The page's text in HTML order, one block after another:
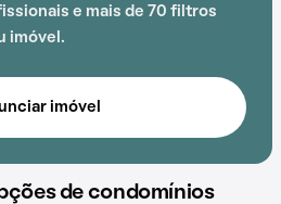
e mais de 70 filtros
imóvel.
imóvel
de condomínios